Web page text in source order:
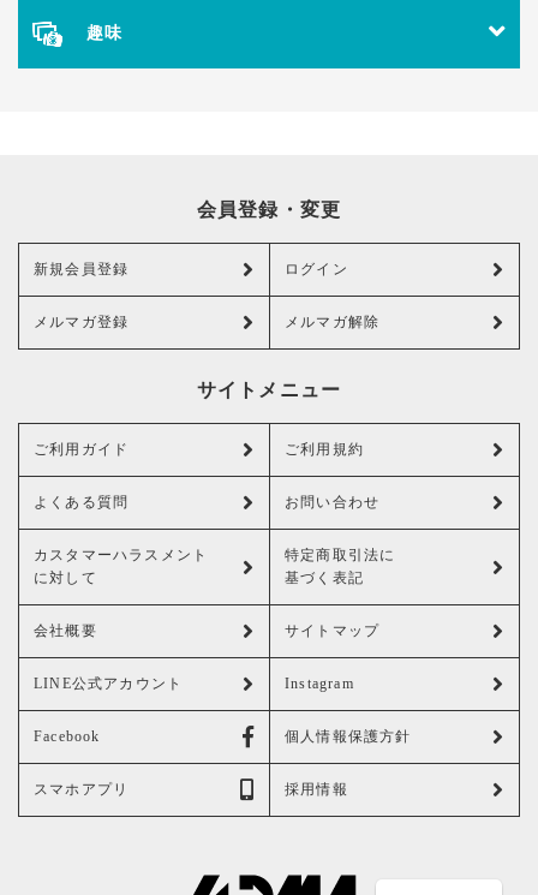
趣味
会員登録・変更
新規会員登録 ログイン
メルマガ登録 メルマガ解除
サイトメニュー
ご利用ガイド ご利用規約
よくある質問 お問い合わせ
カスタマーハラスメント
に対して
特定商取引法に
基づく表記
会社概要 サイトマップ
LINE公式アカウント Instagram
Facebook 個人情報保護方針
スマホアプリ 採用情報